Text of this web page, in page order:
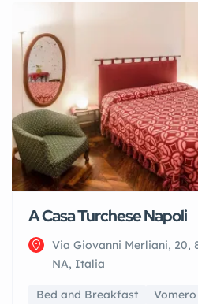
A Casa Turchese Napoli
Via Giovanni Merliani, 20,
NA, Italia
Bed and Breakfast Vomero